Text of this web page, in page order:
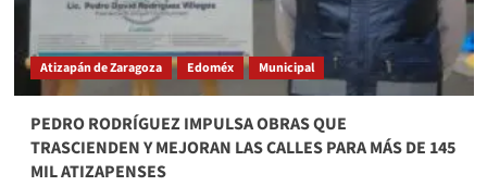
Atizapán de Zaragoza Edoméx Municipal
PEDRO RODRÍGUEZ IMPULSA OBRAS QUE
TRASCIENDEN Y MEJORAN LAS CALLES PARA MÁS DE 145
MIL ATIZAPENSES